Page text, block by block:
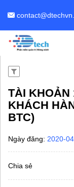
TÀI KHOẢN
KHÁCH
BTC)
Ngày đăng: 2020-
Chia sẻ